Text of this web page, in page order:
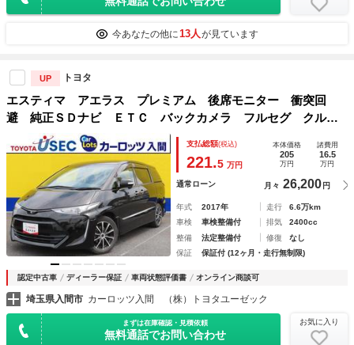
今あなたの他に13人が見ています
UP トヨタ
エスティマ アエラス プレミアム 後席モニター 衝突回
避 純正ＳＤナビ ＥＴＣ バックカメラ フルセグ クルコ
ン 両側電動スライドドア ハーフレザーシート １００Ｗコ
ンセント 純正ドラレコ スマートキー Ｂｌｕｅｔｏｏｔｈ
支払総額(税込)
221.5 万円
本体価格
205
万円
諸費用
16.5
万円
通常ローン 月々 26,200 円
年式 2017年 走行
6.6万km
車検
車検整備付 排気
2400cc
整備
法定整備付 修復
なし
保証
保証付 (12ヶ月・走行無制限)
認定中古車 ディーラー保証 車両状態評価書 オンライン商談可
埼玉県入間市 カーロッツ入間 （株）トヨタユーゼック
まずは在庫確認・見積依頼
無料通話でお問い合わせ
お気に入り